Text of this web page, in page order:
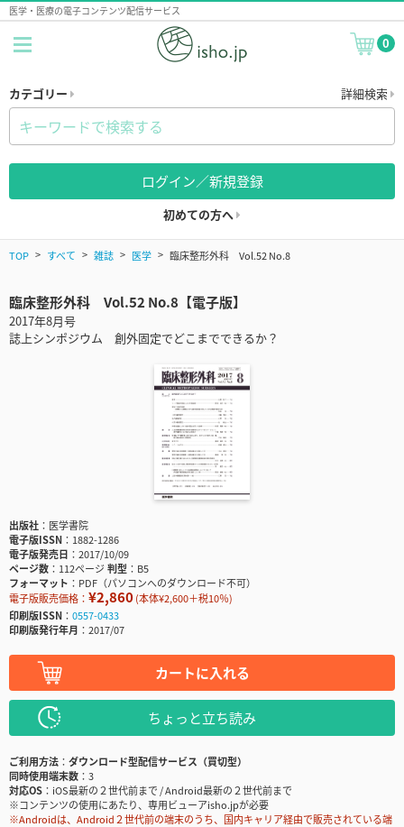
医学・医療の電子コンテンツ配信サービス
0
カテゴリー 詳細検索
ログイン／新規登録
初めての方へ
TOP すべて 雑誌 医学 臨床整形外科 Vol.52 No.8
臨床整形外科 Vol.52 No.8【電子版】
2017年8月号
誌上シンポジウム 創外固定でどこまでできるか？
出版社
医学書院
電子版ISSN
1882-1286
電子版発売日
2017/10/09
ページ数
112ページ判型
B5
フォーマット
PDF（パソコンへのダウンロード不可）
電子版販売価格： ¥2,860(本体¥2,600＋税10％)
印刷版ISSN
0557-0433
印刷版発行年月
2017/07
カートに入れる
ちょっと立ち読み
ご利用方法
ダウンロード型配信サービス（買切型）
同時使用端末数
3
対応OS
iOS最新の２世代前まで / Android最新の２世代前まで
※コンテンツの使用にあたり、専用ビューアisho.jpが必要
※Androidは、Android２世代前の端末のうち、国内キャリア経由で販売されている端